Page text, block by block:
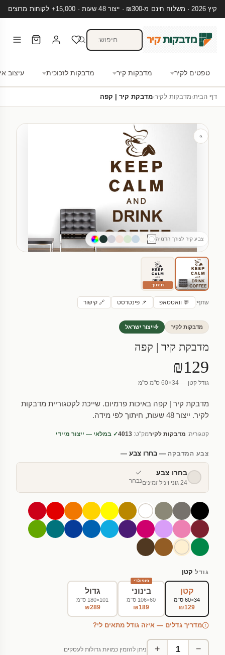
קיץ 2026 · משלוח חינם מ-₪300 · ייצור 48 שעות · 15,000+ לקוחות מרוצים
טפטים לקיר מדבקות קיר מדבקות לזכוכית עיצוב
דף הבית›מדבקות לקיר›מדבקת קיר | קפה
צבע קיר לצורך הדמיה
חיתוך
שתף: 💬 וואטסאפ 📌 פינטרסט 🔗 קישור
מדבקות לקיר ייצור ישראל
מדבקת קיר | קפה
₪129
גודל קטן — 34×60 ס"מ ס"מ
מדבקת קיר | קפה באיכות פרמיום. שייכת לקטגוריית מדבקות
לקיר. ייצור 48 שעות, חיתוך לפי מידה.
קטגוריה: מדבקות לקירמק"ט: 4013✓ במלאי — ייצור מיידי
צבע המדבקה— בחרו צבע —
בחרו צבע
24 גוני ויניל זמינים נבחר
גודל קטן
קטן
34×60 ס"מ
₪129
פופולרי
בינוני
60×106 ס"מ
₪189
גדול
101×180 ס"מ
₪289
מדריך גדלים — איזה גודל מתאים לי?
−
+ ניתן להזמין כמויות גדולות לעסקים